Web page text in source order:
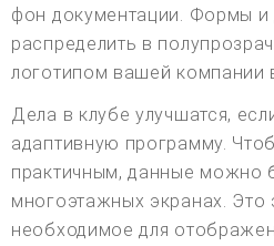
фон документации. Формы
распределить в
логотипом вашей компании
Дела в клубе улучшатся,
адаптивную программу.
практичным, данные можно
многоэтажных экранах. Это
необходимое для